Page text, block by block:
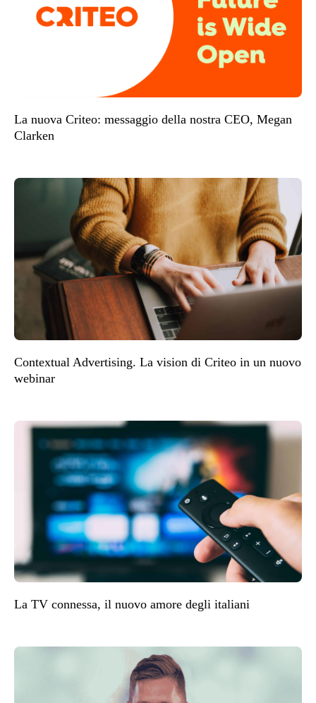
La nuova Criteo: messaggio della nostra CEO, Megan
Clarken
Contextual Advertising. La vision di Criteo in un nuovo
webinar
La TV connessa, il nuovo amore degli italiani